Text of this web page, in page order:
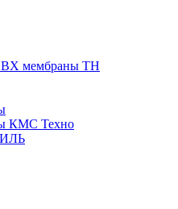
мембраны ТН
КМС Техно